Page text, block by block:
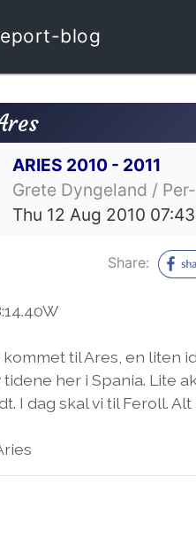
blog
ARIES 2010 - 2011
Grete Dyngeland /
Thu 12 Aug 2010 07:43
Share:
kommet til Ares, en liten
her i Spania. Lite
I dag skal vi til Feroll.